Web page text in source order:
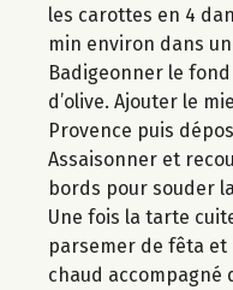
les carottes en 4
min environ dans
Badigeonner le fond
d’olive. Ajouter le
Provence puis
Assaisonner et
bords pour souder
Une fois la tarte
parsemer de fêta et
chaud accompagné